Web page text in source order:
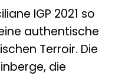
IGP 2021 so
authentische
Terroir. Die
die